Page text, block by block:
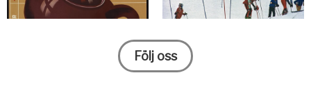
Följ oss